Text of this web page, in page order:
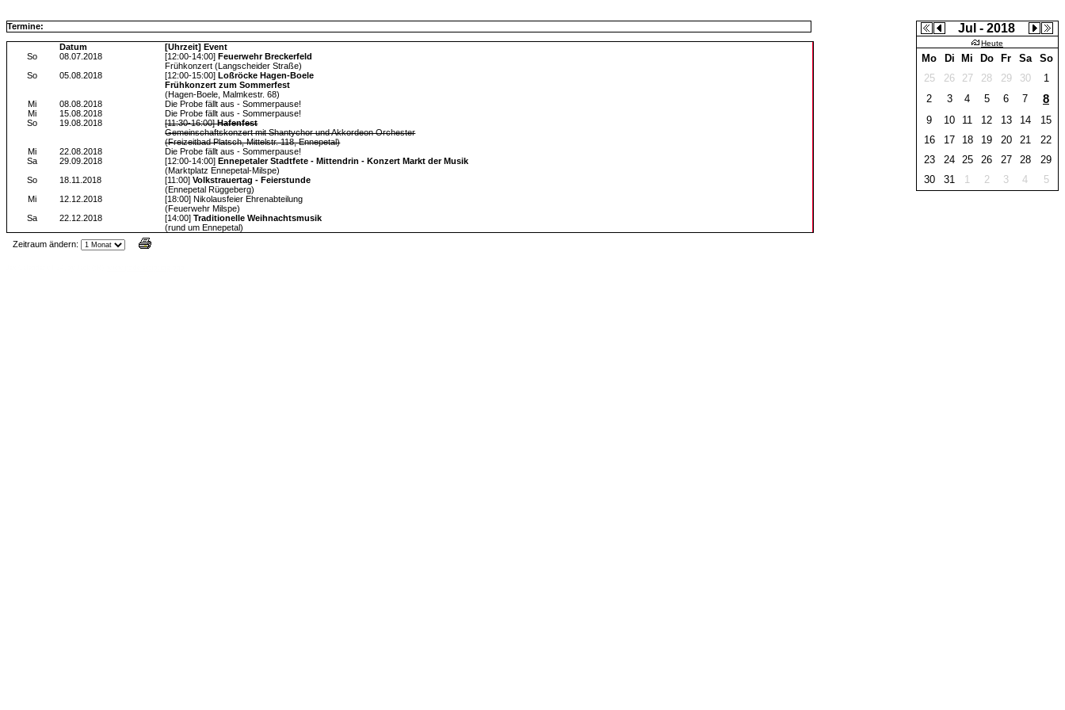
Termine:
Datum
[Uhrzeit] Event
So
08.07.2018 [12:00-14:00] Feuerwehr Breckerfeld
Frühkonzert (Langscheider Straße)
So
05.08.2018 [12:00-15:00]Loßröcke Hagen-Boele
Frühkonzert zum Sommerfest
(Hagen-Boele, Malmkestr. 68)
Mi
08.08.2018
Die Probe fällt aus - Sommerpause!
Mi
15.08.2018
Die Probe fällt aus - Sommerpause!
So
19.08.2018 [11:30-16:00]Hafenfest
Gemeinschaftskonzert mit Shantychor und Akkordeon Orchester
(Freizeitbad Platsch, Mittelstr. 118, Ennepetal)
Mi
22.08.2018
Die Probe fällt aus - Sommerpause!
Sa
29.09.2018 [12:00-14:00] Ennepetaler Stadtfete - Mittendrin - Konzert Markt der Musik
(Marktplatz Ennepetal-Milspe)
So
18.11.2018 [11:00]Volkstrauertag - Feierstunde
(Ennepetal Rüggeberg)
Mi
12.12.2018
[18:00] Nikolausfeier Ehrenabteilung
(Feuerwehr Milspe)
Sa
22.12.2018 [14:00]Traditionelle Weihnachtsmusik
(rund um Ennepetal)
Zeitraum ändern:
Jul - 2018
Heute
Mo Di Mi Do Fr Sa
So
25
26 27 28 29 30
1
2
3 4 5 6 7 8
9 10 11 12 13 14
15
16
17 18 19 20 21
22
23
24 25 26 27 28
29
30
31 1 2 3 4 5